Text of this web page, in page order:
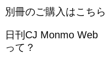
別冊のご購入はこちら
日刊CJ Monmo Web
って？